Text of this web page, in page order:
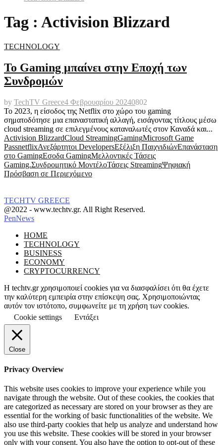
Tag : Activision Blizzard
TECHNOLOGY
Το Gaming μπαίνει στην Εποχή των
Συνδρομών
by TechTV Greece4 Φεβρουαρίου 20240802
Το 2023, η είσοδος της Netflix στο χώρο του gaming
σηματοδότησε μια επαναστατική αλλαγή, εισάγοντας τίτλους μέσω
cloud streaming σε επιλεγμένους καταναλωτές στον Καναδά και...
Activision BlizzardCloud StreamingGamingMicrosoft Game
PassnetflixΑνεξάρτητοι DevelopersΕξέλιξη ΠαιχνιδιώνΕπανάσταση
στο GamingΕσοδα GamingΜελλοντικές Τάσεις
Gaming.Συνδρομητικό ΜοντέλοΤάσεις StreamingΨηφιακή
Πρόσβαση σε Περιεχόμενο
TECHTV GREECE
Facebook
Instagram
@2022 - www.techtv.gr. All Right Reserved.
PenNews
HOME
TECHNOLOGY
BUSINESS
ECONOMY
CRYPTOCURRENCY
Η techtv.gr χρησιμοποιεί cookies για να διασφαλίσει ότι θα έχετε
την καλύτερη εμπειρία στην επίσκεψη σας. Χρησιμοποιώντας
αυτόν τον ιστότοπο, συμφωνείτε με τη χρήση των cookies.
Cookie settings
Εντάξει
Close
Privacy Overview
This website uses cookies to improve your experience while you
navigate through the website. Out of these cookies, the cookies that
are categorized as necessary are stored on your browser as they are
essential for the working of basic functionalities of the website. We
also use third-party cookies that help us analyze and understand how
you use this website. These cookies will be stored in your browser
only with your consent. You also have the option to opt-out of these